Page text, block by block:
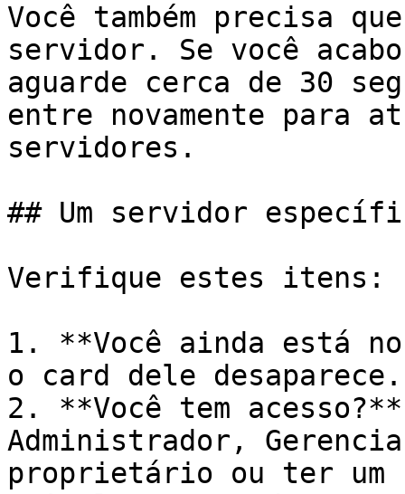
Você também precisa
servidor. Se você
aguarde cerca de 30
entre novamente para
servidores.
## Um servidor
Verifique estes itens:
1. **Você ainda está
o card dele desaparece.
2. **Você tem
Administrador,
proprietário ou ter um